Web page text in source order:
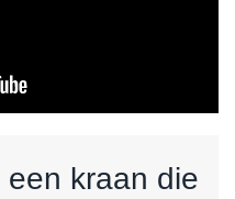
kraan die